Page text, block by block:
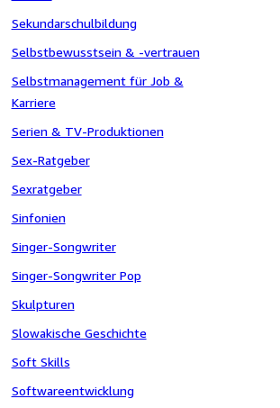
Sekundarschulbildung
Selbstbewusstsein & -vertrauen
Selbstmanagement für Job &
Karriere
Serien & TV-Produktionen
Sex-Ratgeber
Sexratgeber
Sinfonien
Singer-Songwriter
Singer-Songwriter Pop
Skulpturen
Slowakische Geschichte
Soft Skills
Softwareentwicklung